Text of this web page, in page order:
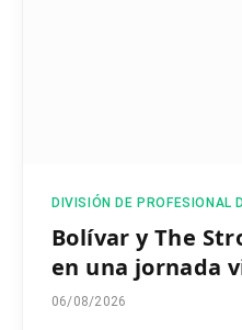
DIVISIÓN DE PROFESIONAL
Bolívar y The
en una jornada
06/08/2026